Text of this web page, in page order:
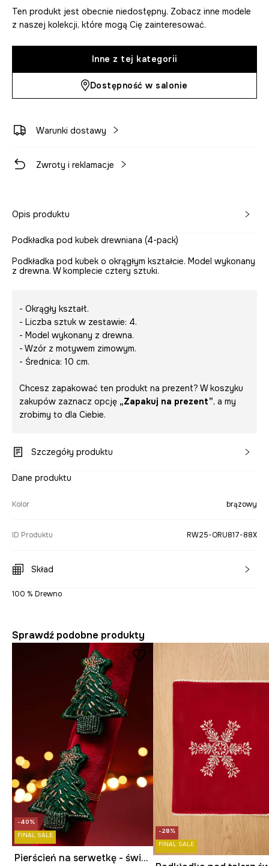
Ten produkt jest obecnie niedostępny. Zobacz inne modele
z naszej kolekcji, które mogą Cię zainteresować.
Inne z tej kategorii
Dostępność w salonie
Warunki dostawy
Zwroty i reklamacje
Opis produktu
Podkładka pod kubek drewniana (4-pack)
Podkładka pod kubek o okrągłym kształcie. Model wykonany
z drewna. W komplecie cztery sztuki.
- Okrągły kształt.
- Liczba sztuk w zestawie: 4.
- Model wykonany z drewna.
- Wzór z motywem zimowym.
- Średnica: 10 cm.
Chcesz zapakować ten produkt na prezent? W koszyku
zakupów zaznacz opcję „Zapakuj na prezent”, a my
zrobimy to dla Ciebie.
Szczegóły produktu
Dane produktu
Kolor brązowy
ID Produktu RW25-ORU817-88X
Skład
100 % Drewno
Sprawdź podobne produkty
-40%
FINAL SALE
Pierścień na serwetkę - świąteczna choinka (2-pack)
-28%
FINAL SALE